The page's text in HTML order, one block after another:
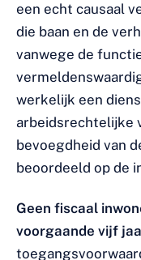
een echt causaal
die baan en de
vanwege de
werkelijk een
arbeidsrechtelijke
bevoegdheid van
beoordeeld op de
Geen fiscaal
voorgaande vijf